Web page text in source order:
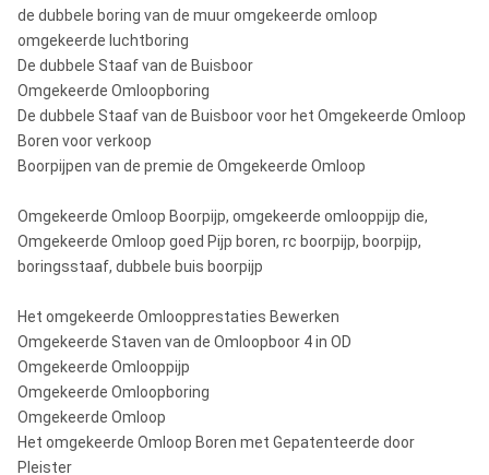
de dubbele boring van de muur omgekeerde omloop
omgekeerde luchtboring
De dubbele Staaf van de Buisboor
Omgekeerde Omloopboring
De dubbele Staaf van de Buisboor voor het Omgekeerde Omloop
Boren voor verkoop
Boorpijpen van de premie de Omgekeerde Omloop
Omgekeerde Omloop Boorpijp, omgekeerde omlooppijp die,
Omgekeerde Omloop goed Pijp boren, rc boorpijp, boorpijp,
boringsstaaf, dubbele buis boorpijp
Het omgekeerde Omloopprestaties Bewerken
Omgekeerde Staven van de Omloopboor 4 in OD
Omgekeerde Omlooppijp
Omgekeerde Omloopboring
Omgekeerde Omloop
Het omgekeerde Omloop Boren met Gepatenteerde door
Pleister